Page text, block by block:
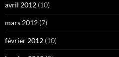
avril 2012 (10)
mars 2012 (7)
février 2012 (10)